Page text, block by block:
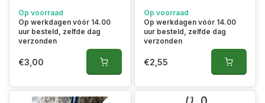
Op voorraad
Op werkdagen vóór 14.00
uur besteld, zelfde dag
verzonden
€3,00
Op voorraad
Op werkdagen vóór 14.00
uur besteld, zelfde dag
verzonden
€2,55